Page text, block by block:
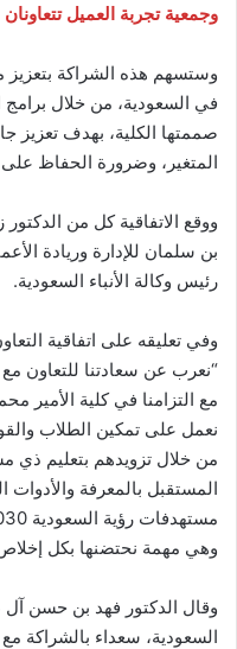
وجمعية تجربة العميل
وستسهم هذه الشراكة بتعزيز
في السعودية، من خلال برامج
صممتها الكلية، بهدف تعزيز
المتغير، وضرورة الحفاظ
ووقع الاتفاقية كل من
بن سلمان للإدارة وريادة
رئيس وكالة الأنباء السعودية.
وفي تعليقه على اتفاقية
“نعرب عن سعادتنا للتعاون مع
مع التزامنا في كلية الأمير
نعمل على تمكين الطلاب
من خلال تزويدهم بتعليم ذي
المستقبل بالمعرفة والأدوات
وهي مهمة نحتضنها بكل
وقال الدكتور فهد بن حسن آل
السعودية، سعداء بالشراكة